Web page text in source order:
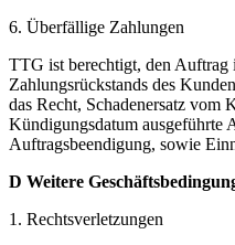
6. Überfällige Zahlungen
TTG ist berechtigt, den Auftrag
Zahlungsrückstands des
das Recht, Schadenersatz vom
Kündigungsdatum ausgeführte
Auftragsbeendigung, sowie
D Weitere
1. Rechtsverletzungen